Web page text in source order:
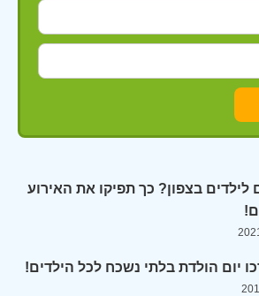
לילדים בצפון? כך תפיקו את האירוע
יום הולדת בלתי נשכח לכל הילדים!